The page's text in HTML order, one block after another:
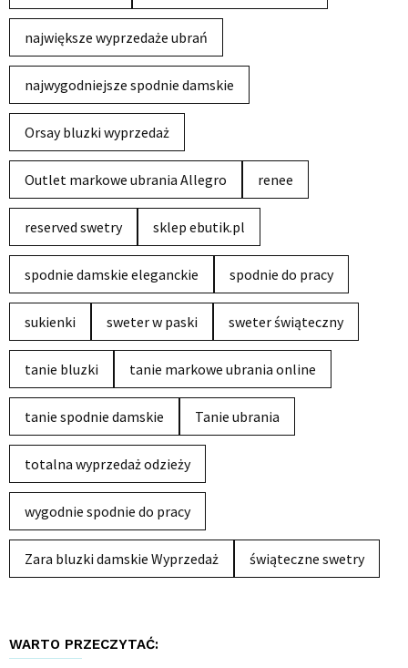
największe wyprzedaże ubrań
najwygodniejsze spodnie damskie
Orsay bluzki wyprzedaż
Outlet markowe ubrania Allegro renee
reserved swetry sklep ebutik.pl
spodnie damskie eleganckie spodnie do pracy
sukienki sweter w paski sweter świąteczny
tanie bluzki tanie markowe ubrania online
tanie spodnie damskie Tanie ubrania
totalna wyprzedaż odzieży
wygodnie spodnie do pracy
Zara bluzki damskie Wyprzedaż świąteczne swetry
WARTO PRZECZYTAĆ: